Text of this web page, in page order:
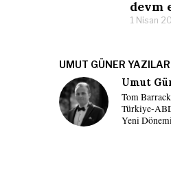
devm
1 Nisan
UMUT GÜNER
Umut
Tom
Türkiye-
Yeni